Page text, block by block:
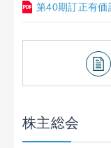
第40期訂正有価
株主総会